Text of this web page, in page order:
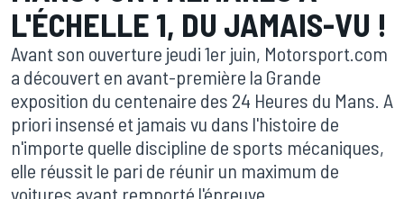
L'ÉCHELLE 1, DU JAMAIS-VU !
Avant son ouverture jeudi 1er juin, Motorsport.com
a découvert en avant-première la Grande
exposition du centenaire des 24 Heures du Mans. A
priori insensé et jamais vu dans l'histoire de
n'importe quelle discipline de sports mécaniques,
elle réussit le pari de réunir un maximum de
voitures ayant remporté l'épreuve.